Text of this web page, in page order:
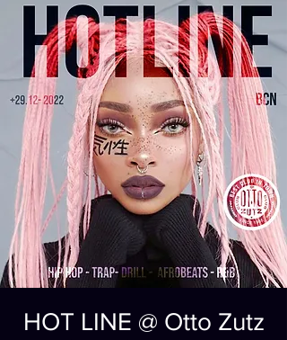
HOT LINE @ Otto Zutz